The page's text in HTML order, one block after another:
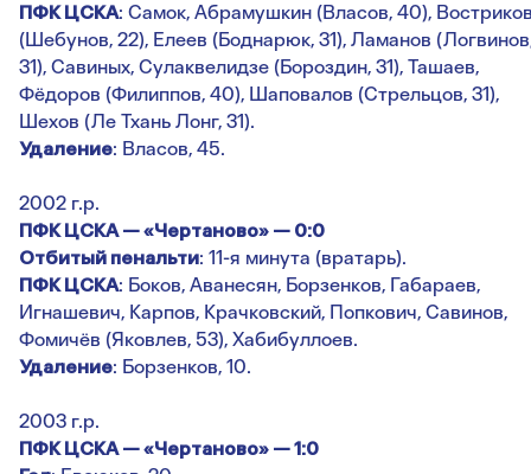
ПФК ЦСКА: Самок, Абрамушкин (Власов, 40),
(Шебунов, 22), Елеев (Боднарюк, 31), Ламанов
31), Савиных, Сулаквелидзе (Бороздин, 31), Ташаев,
Фёдоров (Филиппов, 40), Шаповалов (Стрельцов, 31),
Шехов (Ле Тхань Лонг, 31).
Удаление: Власов, 45.
2002 г.р.
ПФК ЦСКА — «Чертаново» — 0:0
Отбитый пенальти: 11-я минута (вратарь).
ПФК ЦСКА: Боков, Аванесян, Борзенков, Габараев,
Игнашевич, Карпов, Крачковский, Попкович, Савинов,
Фомичёв (Яковлев, 53), Хабибуллоев.
Удаление: Борзенков, 10.
2003 г.р.
ПФК ЦСКА — «Чертаново» — 1:0